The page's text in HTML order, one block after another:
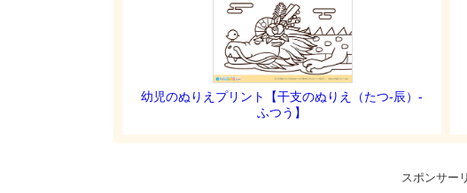
幼児のぬりえプリント【干支のぬりえ（たつ-辰）-
ふつう】
スポンサー